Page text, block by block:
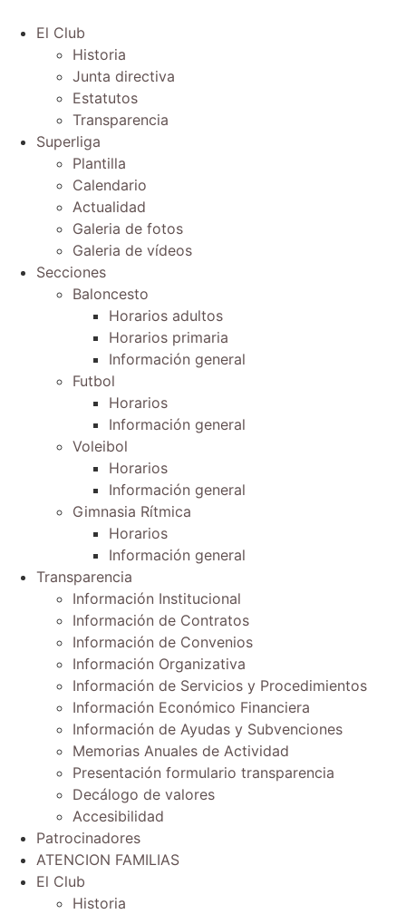
El Club
Historia
Junta directiva
Estatutos
Transparencia
Superliga
Plantilla
Calendario
Actualidad
Galeria de fotos
Galeria de vídeos
Secciones
Baloncesto
Horarios adultos
Horarios primaria
Información general
Futbol
Horarios
Información general
Voleibol
Horarios
Información general
Gimnasia Rítmica
Horarios
Información general
Transparencia
Información Institucional
Información de Contratos
Información de Convenios
Información Organizativa
Información de Servicios y Procedimientos
Información Económico Financiera
Información de Ayudas y Subvenciones
Memorias Anuales de Actividad
Presentación formulario transparencia
Decálogo de valores
Accesibilidad
Patrocinadores
ATENCION FAMILIAS
El Club
Historia